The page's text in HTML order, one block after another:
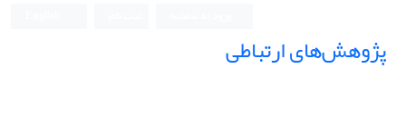
پژوهش‌های ارتباطی